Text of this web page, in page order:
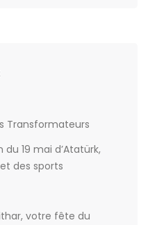
Transformateurs
19 mai d’Atatürk,
des sports
votre fête du